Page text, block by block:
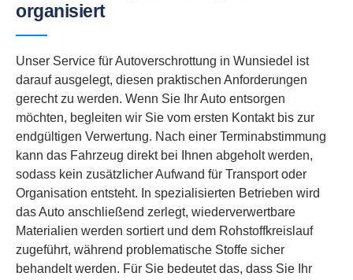
organisiert
Unser Service für Autoverschrottung in Wunsiedel ist
darauf ausgelegt, diesen praktischen Anforderungen
gerecht zu werden. Wenn Sie Ihr Auto entsorgen
möchten, begleiten wir Sie vom ersten Kontakt bis zur
endgültigen Verwertung. Nach einer Terminabstimmung
kann das Fahrzeug direkt bei Ihnen abgeholt werden,
sodass kein zusätzlicher Aufwand für Transport oder
Organisation entsteht. In spezialisierten Betrieben wird
das Auto anschließend zerlegt, wiederverwertbare
Materialien werden sortiert und dem Rohstoffkreislauf
zugeführt, während problematische Stoffe sicher
behandelt werden. Für Sie bedeutet das, dass Sie Ihr